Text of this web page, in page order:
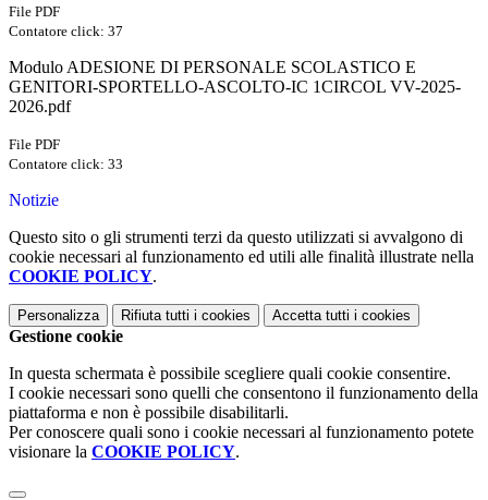
File PDF
Contatore click: 37
Modulo ADESIONE DI PERSONALE SCOLASTICO E
GENITORI-SPORTELLO-ASCOLTO-IC 1CIRCOL VV-2025-
2026.pdf
File PDF
Contatore click: 33
Notizie
Questo sito o gli strumenti terzi da questo utilizzati si avvalgono di
cookie necessari al funzionamento ed utili alle finalità illustrate nella
COOKIE POLICY.
Personalizza Rifiuta tutti i cookies Accetta tutti i cookies
Gestione cookie
In questa schermata è possibile scegliere quali cookie consentire.
I cookie necessari sono quelli che consentono il funzionamento della
piattaforma e non è possibile disabilitarli.
Per conoscere quali sono i cookie necessari al funzionamento potete
visionare la COOKIE POLICY.